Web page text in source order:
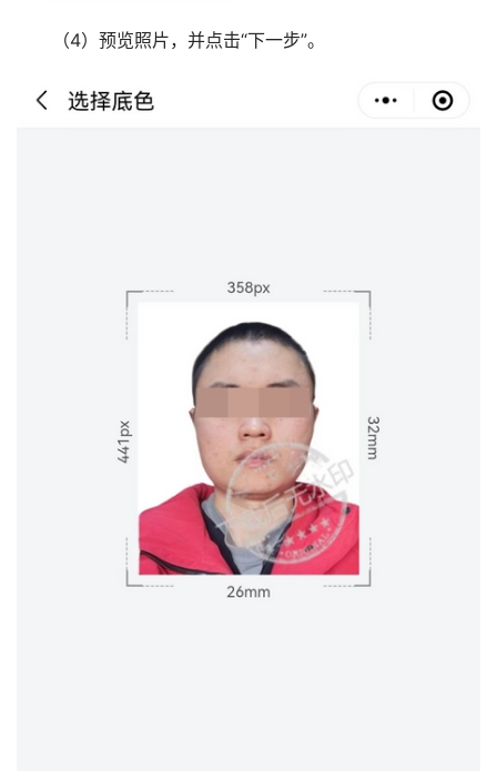
（4）预览照片，并点击“下一步”。